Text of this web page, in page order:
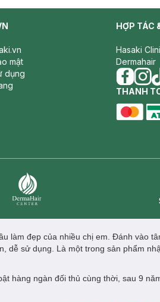
mật
dụng
HỢP TÁC
Hasaki
Dermahair
facebook
THANH
làm đẹp của nhiều chị em. Đánh vào
dễ sử dụng. Là một trong sản phẩm
hàng ngàn đối thủ cùng thời, sau 9